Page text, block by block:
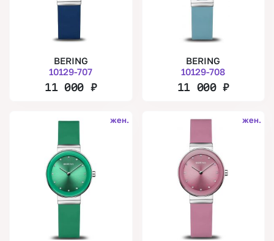
BERING
10129-707
11 000 ₽
BERING
10129-708
11 000₽
жен. жен.